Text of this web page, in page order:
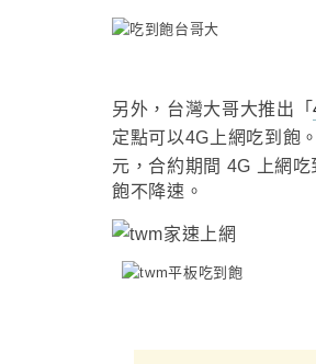
另外 ， 台灣大哥大推出 「
定點可以4G上網吃到飽。
元，合約期間 4G 上網吃
飽不降速 。